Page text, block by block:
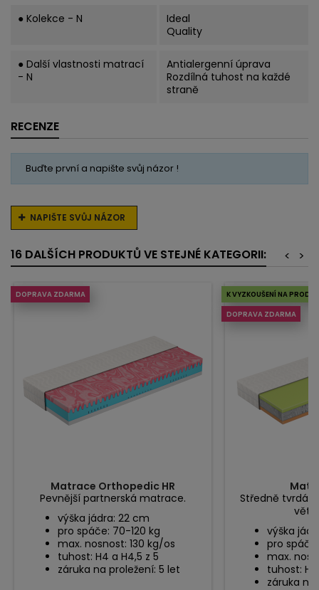
● Kolekce - N
Ideal
Quality
● Další vlastnosti matrací
- N
Antialergenní úprava
Rozdílná tuhost na každé
straně
RECENZE
Buďte první a napište svůj názor !
NAPIŠTE SVŮJ NÁZOR
16 DALŠÍCH PRODUKTŮ VE STEJNÉ KATEGORII: >
<
DOPRAVA ZDARMA
Matrace Orthopedic HR
Pevnější partnerská matrace.
výška jádra: 22 cm
pro spáče: 70-120 kg
max. nosnost: 130 kg/os
tuhost: H4 a H4,5 z 5
záruka na proležení: 5 let
K VYZKOUŠENÍ NA
DOPRAVA ZDARMA
Středně tvrdá
výška
pro
max.
tuhost: H3
záruka na